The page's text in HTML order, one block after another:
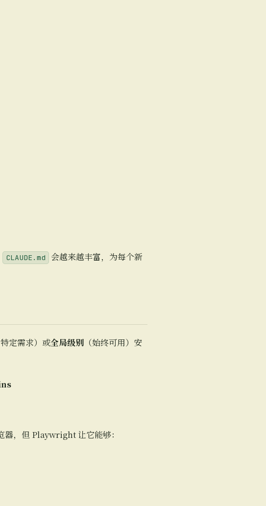
CLAUDE.md
会越来越丰富，为每个新
特定需求）或全局级别 （始终可用）安
，但 Playwright 让它能够：